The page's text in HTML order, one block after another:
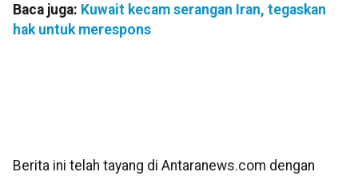
Baca juga: Kuwait kecam serangan Iran, tegaskan
hak untuk merespons
Berita ini telah tayang di Antaranews.com dengan